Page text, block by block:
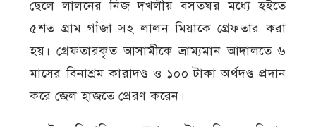
ছেলে লালনের নিজ দখলীয় বসতঘর মধ্যে হইতে
৫শত গ্রাম গাঁজা সহ লালন মিয়াকে গ্রেফতার করা
হয়। গ্রেফতারকৃত আসামীকে ভ্রাম্যমান আদালতে ৬
মাসের বিনাশ্রম কারাদণ্ড ও ১০০ টাকা অর্থদণ্ড প্রদান
করে জেল হাজতে প্রেরণ করেন।